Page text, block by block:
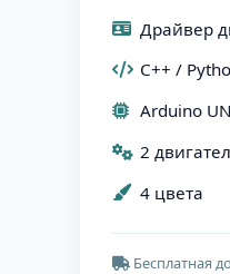
Драйвер
C++ /
Arduino
2
4 цвета
Бесплатная